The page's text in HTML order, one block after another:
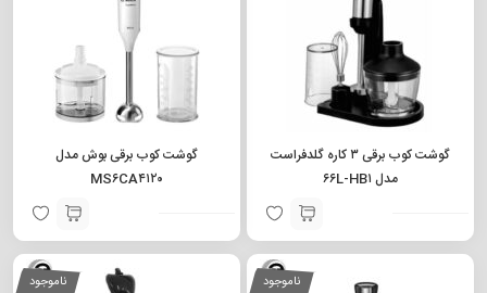
گوشت کوب برقی ۳ کاره گلدفراست
مدل ۶۶L-HB۱
گوشت کوب برقی بوش مدل
MS۶CA۴۱۲۰
ناموجود ناموجود